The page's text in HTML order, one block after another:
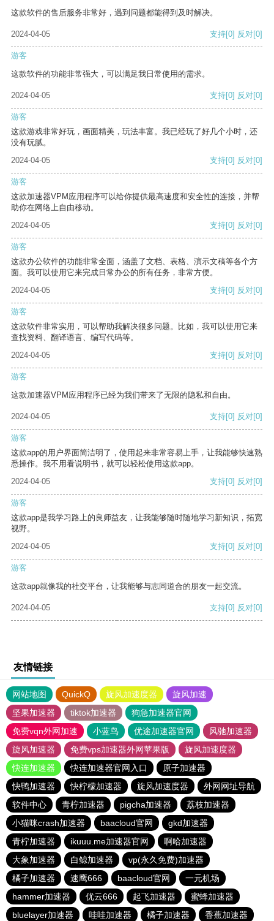
这款软件的售后服务非常好，遇到问题都能得到及时解决。
2024-04-05 支持[0] 反对[0]
游客
这款软件的功能非常强大，可以满足我日常使用的需求。
2024-04-05 支持[0] 反对[0]
游客
这款游戏非常好玩，画面精美，玩法丰富。我已经玩了好几个小时，还
没有玩腻。
2024-04-05
支持[0] 反对[0]
游客
这款加速器VPM应用程序可以给你提供最高速度和安全性的连接，并帮
助你在网络上自由移动。
2024-04-05
支持[0] 反对[0]
游客
这款办公软件的功能非常全面，涵盖了文档、表格、演示文稿等各个方
面。我可以使用它来完成日常办公的所有任务，非常方便。
2024-04-05
支持[0] 反对[0]
游客
这款软件非常实用，可以帮助我解决很多问题。比如，我可以使用它来
查找资料、翻译语言、编写代码等。
2024-04-05
支持[0] 反对[0]
游客
这款加速器VPM应用程序已经为我们带来了无限的隐私和自由。
2024-04-05 支持[0] 反对[0]
游客
这款app的用户界面简洁明了，使用起来非常容易上手，让我能够快速熟
悉操作。我不用看说明书，就可以轻松使用这款app。
2024-04-05
支持[0] 反对[0]
游客
这款app是我学习路上的良师益友，让我能够随时随地学习新知识，拓宽
视野。
2024-04-05
支持[0] 反对[0]
游客
这款app就像我的社交平台，让我能够与志同道合的朋友一起交流。
2024-04-05 支持[0] 反对[0]
友情链接
网站地图 QuickQ 旋风加速度器
旋风加速
坚果加速器
tiktok加速器
狗急加速器官网
免费vqn外网加速
小蓝鸟 优途加速器官网
风驰加速器
旋风加速器
免费vps加速器外网苹果版
旋风加速度器
快连加速器
快连加速器官网入口
原子加速器
快鸭加速器
快柠檬加速器 旋风加速度器
外网网址导航
软件中心
青柠加速器 pigcha加速器
荔枝加速器
小猫咪crash加速器
baacloud官网
gkd加速器
青柠加速器
ikuuu.me加速器官网
啊哈加速器
大象加速器
白鲸加速器
vp(永久免费)加速器
橘子加速器
速鹰666 baacloud官网
一元机场
hammer加速器
优云666 起飞加速器
蜜蜂加速器
bluelayer加速器
哇哇加速器 橘子加速器 香蕉加速器